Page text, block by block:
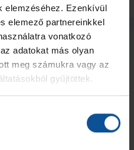
elemzéséhez. Ezenkívül
elemező partnereinkkel
vonatkozó
adatokat más olyan
meg számukra vagy az
gyűjtöttek.
Akadémia 2025. okt. 21.